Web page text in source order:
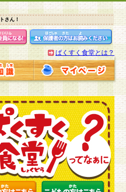
さん！
ぱくすく食堂とは？